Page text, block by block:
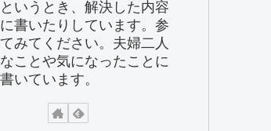
いうとき、解決した内容
書いたりしています。参
みてください。夫婦二人
ことや気になったことに
いています。